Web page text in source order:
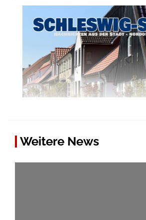
Weitere News